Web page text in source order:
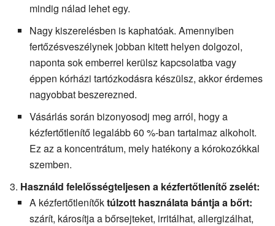
mindig nálad lehet egy.
Nagy kiszerelésben is kaphatóak. Amennyiben
fertőzésveszélynek jobban kitett helyen dolgozol,
naponta sok emberrel kerülsz kapcsolatba vagy
éppen kórházi tartózkodásra készülsz, akkor érdemes
nagyobbat beszerezned.
Vásárlás során bizonyosodj meg arról, hogy a
kézfertőtlenítő legalább 60 %-ban tartalmaz alkoholt.
Ez az a koncentrátum, mely hatékony a kórokozókkal
szemben.
Használd felelősségteljesen a kézfertőtlenítő zselét:
A kézfertőtlenítőktúlzott használata bántja a bőrt:
szárít, károsítja a bőrsejteket, irritálhat, allergizálhat,